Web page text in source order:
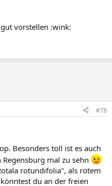
vorstellen :wink:
#78
Besonders toll ist es auch
mal zu sehn
rotundifolia", als rotem
du an der freien